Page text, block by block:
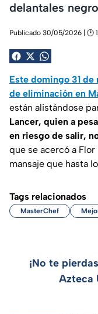
delantales
Publicado 30/05/2026 | 🕑
Este domingo 31
de eliminación en
están alistándose
Lancer, quien a
en riesgo de salir,
que se acercó a
mansaje que hasta
Tags relacionados
MasterChef
¡No te
Azteca